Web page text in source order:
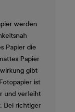
werden
Papier die
Papier
gibt
ist
und verleiht
Bei richtiger